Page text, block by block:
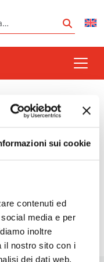
sui cookie
contenuti ed
media e per
inoltre
il nostro sito con i
dei dati web,
Cerca
teatro e cena
- 23:45